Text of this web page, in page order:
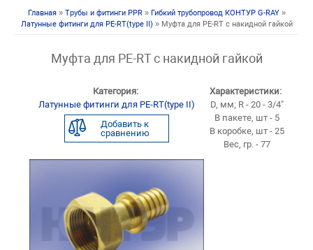
Вы здесь
Главная» Трубы и фитинги PPR» Гибкий трубопровод КОНТУР G-RAY»
Латунные фитинги для PE-RT(type II) » Муфта для PE-RT с накидной гайкой
Муфта для PE-RT с накидной гайкой
Категория:
Латунные фитинги для PE-RT(type II)
Добавить к
сравнению
Характеристики:
D, мм; R - 20 - 3/4"
В пакете, шт - 5
В коробке, шт - 25
Вес, гр. - 77